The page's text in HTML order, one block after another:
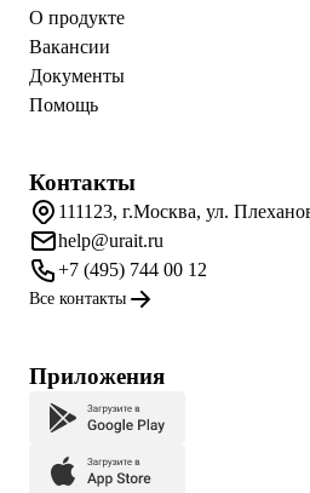
О продукте
Вакансии
Документы
Помощь
Контакты
111123, г.Москва, ул.
help@urait.ru
+7 (495) 744 00 12
Все контакты
Приложения